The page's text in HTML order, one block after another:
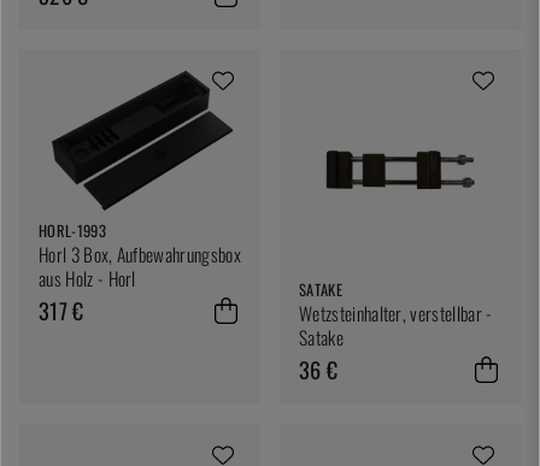
HORL-1993
Horl 3 Box, Aufbewahrungsbox
aus Holz - Horl
317 €
SATAKE
Wetzsteinhalter, verstellbar -
Satake
36 €